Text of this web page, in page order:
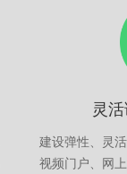
灵
建设弹性、灵
视频门户、网